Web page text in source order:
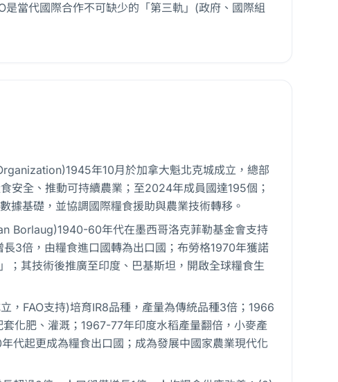
當代國際合作不可缺少的「第三軌」(政府、國際組
年10月於加拿大魁北克城成立，總部
安全、推動可持續農業；至2024年成員國達195個；
據基礎，並協調國際糧食援助與農業技術轉移。
Borlaug)1940-60年代在墨西哥洛克菲勒基金會支持
3倍，由糧食進口國轉為出口國；布勞格1970年獲諾
；其技術後推廣至印度、巴基斯坦，開啟全球糧食生
，FAO支持)培育IR8品種，產量為傳統品種3倍；1966
化肥、灌溉；1967-77年印度水稻產量翻倍，小麥產
代起更成為糧食出口國；成為發展中國家農業現代化